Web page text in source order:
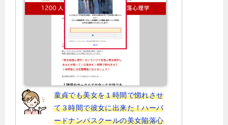
童貞でも美女を１時間で惚れさせ
て３時間で彼女に出来た！ハーバ
ードナンパスクールの美女陥落心